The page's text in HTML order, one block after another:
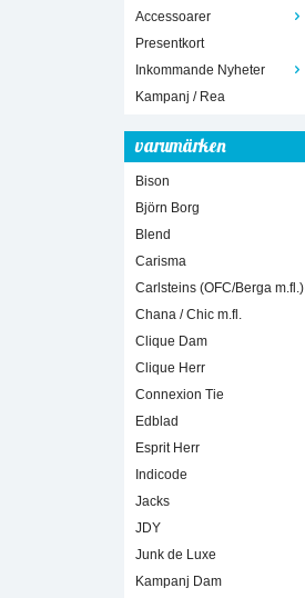
Accessoarer
Presentkort
Inkommande Nyheter
Kampanj / Rea
varumärken
Bison
Björn Borg
Blend
Carisma
Carlsteins (OFC/Berga m.fl.)
Chana / Chic m.fl.
Clique Dam
Clique Herr
Connexion Tie
Edblad
Esprit Herr
Indicode
Jacks
JDY
Junk de Luxe
Kampanj Dam